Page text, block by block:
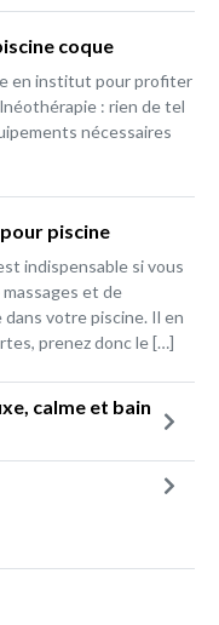
coque
en institut pour profiter
: rien de tel
nécessaires
piscine
indispensable si vous
et de
votre piscine. Il en
prenez donc le […]
calme et bain